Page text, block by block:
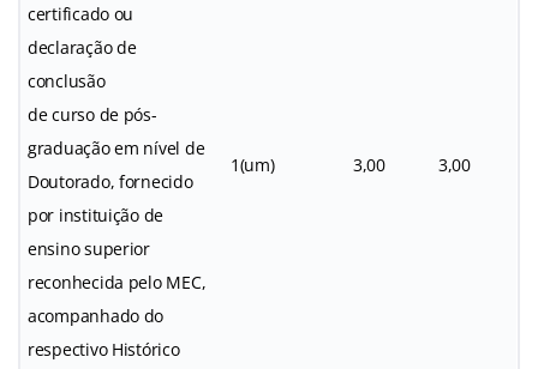
certificado ou
declaração de
conclusão
de curso de pós-
graduação em nível de
Doutorado, fornecido
por instituição de
ensino superior
reconhecida pelo MEC,
acompanhado do
respectivo Histórico
1(um) 3,00 3,00